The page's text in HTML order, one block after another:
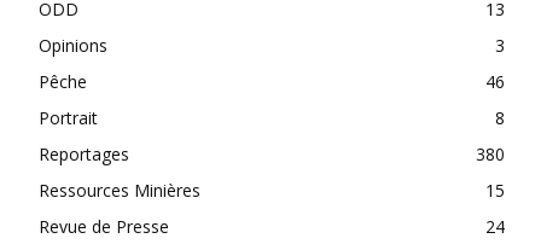
ODD
13
Opinions
3
Pêche
46
Portrait
8
Reportages
380
Ressources Minières
15
Revue de Presse
24